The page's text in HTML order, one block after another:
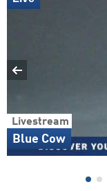
Livestream
Blue Cow